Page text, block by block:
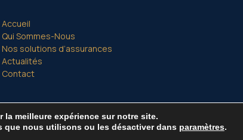
Accueil
Qui Sommes-Nous
Nos solutions d’assurances
Actualités
Contact
CMB Assurances - Mentions légales -Site créé parDICREA
meilleure expérience sur notre site.
que nous utilisons ou les désactiver dans paramètres.